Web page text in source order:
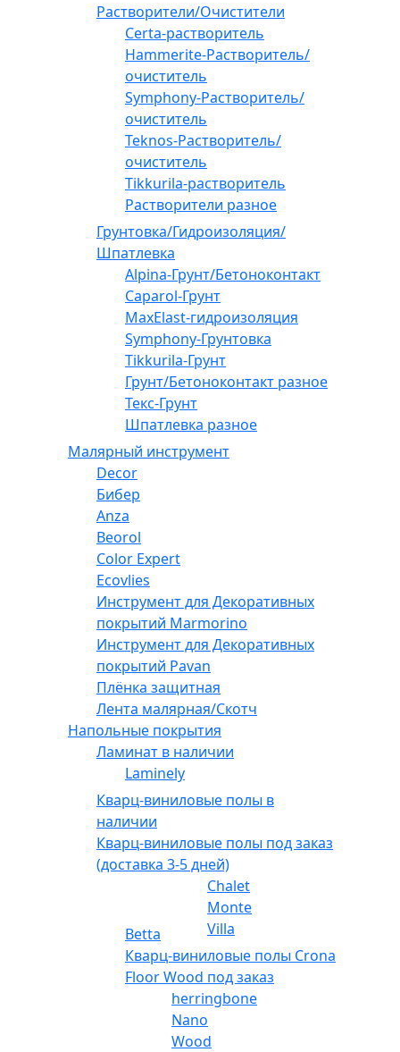
Растворители/Очистители
Certa-растворитель
Hammerite-Растворитель/
очиститель
Symphony-Растворитель/
очиститель
Teknos-Растворитель/
очиститель
Tikkurila-растворитель
Растворители разное
Грунтовка/Гидроизоляция/
Шпатлевка
Alpina-Грунт/Бетоноконтакт
Caparol-Грунт
MaxElast-гидроизоляция
Symphony-Грунтовка
Tikkurila-Грунт
Грунт/Бетоноконтакт разное
Текс-Грунт
Шпатлевка разное
Малярный инструмент
Decor
Бибер
Anza
Beorol
Color Expert
Ecovlies
Инструмент для Декоративных
покрытий Marmorino
Инструмент для Декоративных
покрытий Pavan
Плёнка защитная
Лента малярная/Скотч
Напольные покрытия
Ламинат в наличии
Laminely
Кварц-виниловые полы в
наличии
Кварц-виниловые полы под заказ
(доставка 3-5 дней)
Betta
Chalet
Monte
Villa
Кварц-виниловые полы Crona
Floor Wood под заказ
herringbone
Nano
Wood